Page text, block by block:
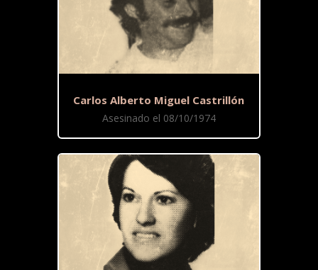
Carlos Alberto Miguel Castrillón
Asesinado el 08/10/1974